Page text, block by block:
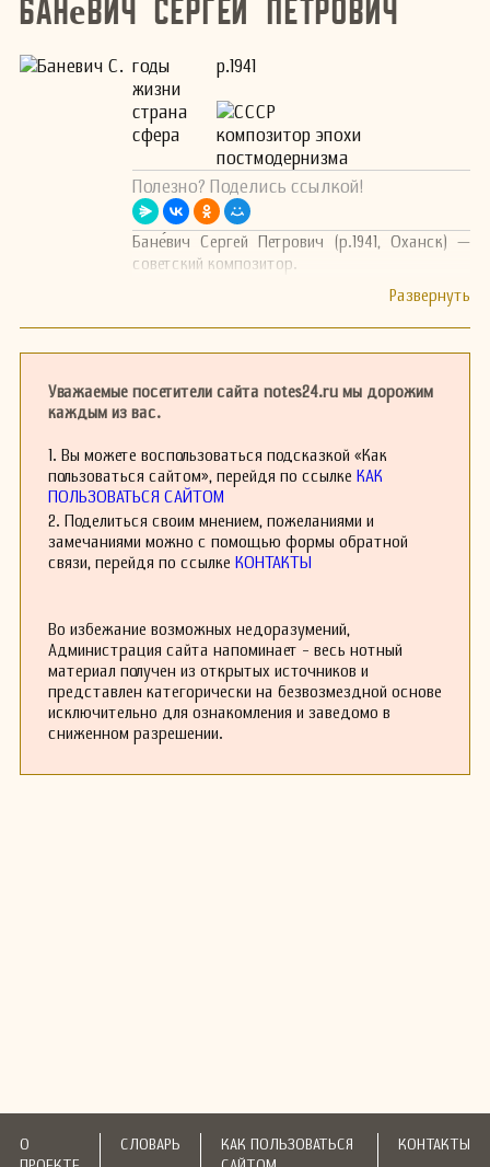
Бане́вич Сергей Петрович
годы
жизни
р.1941
страна
СССР
сфера
композитор эпохи
постмодернизма
Полезно? Поделись ссылкой!
Бане́вич Сергей Петрович (р.1941, Оханск) —
советский композитор.
Уважаемые посетители сайта notes24.ru мы дорожим
каждым из вас.
1. Вы можете воспользоваться подсказкой «Как
пользоваться сайтом», перейдя по ссылке КАК
ПОЛЬЗОВАТЬСЯ САЙТОМ
2. Поделиться своим мнением, пожеланиями и
замечаниями можно с помощью формы обратной
связи, перейдя по ссылке КОНТАКТЫ
Во избежание возможных недоразумений,
Администрация сайта напоминает - весь нотный
материал получен из открытых источников и
представлен категорически на безвозмездной основе
исключительно для ознакомления и заведомо в
сниженном разрешении.
О
СЛОВАРЬ
КАК ПОЛЬЗОВАТЬСЯ
КОНТАКТЫ